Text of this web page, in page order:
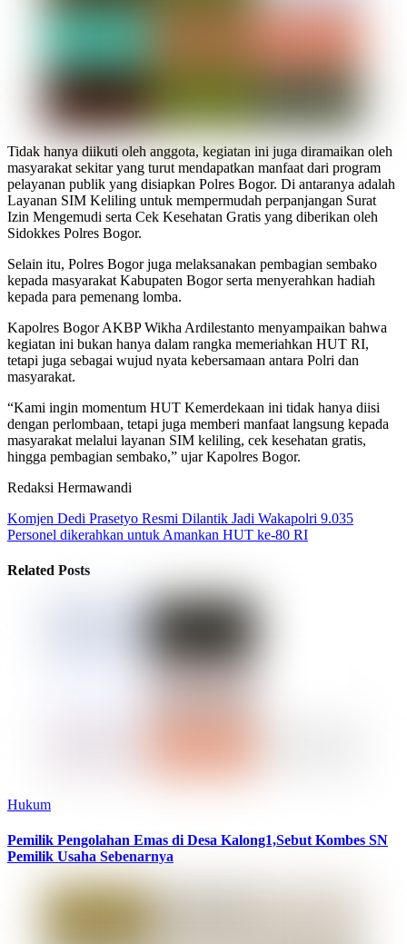
Tidak hanya diikuti oleh anggota, kegiatan ini juga diramaikan oleh
masyarakat sekitar yang turut mendapatkan manfaat dari program
pelayanan publik yang disiapkan Polres Bogor. Di antaranya adalah
Layanan SIM Keliling untuk mempermudah perpanjangan Surat
Izin Mengemudi serta Cek Kesehatan Gratis yang diberikan oleh
Sidokkes Polres Bogor.
Selain itu, Polres Bogor juga melaksanakan pembagian sembako
kepada masyarakat Kabupaten Bogor serta menyerahkan hadiah
kepada para pemenang lomba.
Kapolres Bogor AKBP Wikha Ardilestanto menyampaikan bahwa
kegiatan ini bukan hanya dalam rangka memeriahkan HUT RI,
tetapi juga sebagai wujud nyata kebersamaan antara Polri dan
masyarakat.
“Kami ingin momentum HUT Kemerdekaan ini tidak hanya diisi
dengan perlombaan, tetapi juga memberi manfaat langsung kepada
masyarakat melalui layanan SIM keliling, cek kesehatan gratis,
hingga pembagian sembako,” ujar Kapolres Bogor.
Redaksi Hermawandi
Komjen Dedi Prasetyo Resmi Dilantik Jadi Wakapolri 9.035
Personel dikerahkan untuk Amankan HUT ke-80 RI
Related Posts
Hukum
Pemilik Pengolahan Emas di Desa Kalong1,Sebut Kombes SN
Pemilik Usaha Sebenarnya